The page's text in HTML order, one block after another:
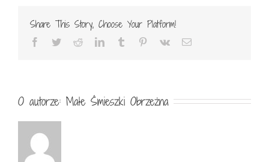
Share This Story, Choose Your Platform!
Facebook
TwitterRedditLinkedInTumblr Pinterest
Vk Email
O autorze: Małe Śmieszki Obrzeżna